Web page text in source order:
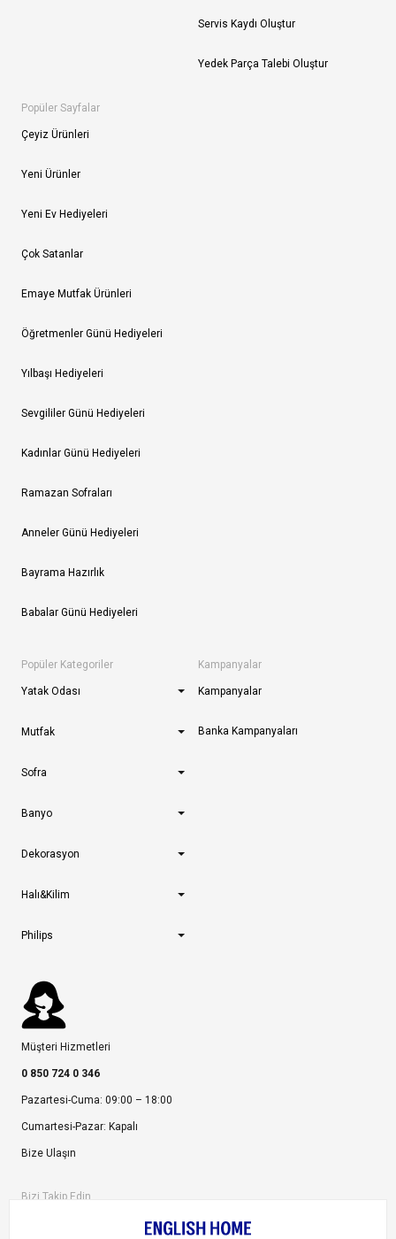
Servis Kaydı Oluştur
Yedek Parça Talebi Oluştur
Popüler Sayfalar
Çeyiz Ürünleri
Yeni Ürünler
Yeni Ev Hediyeleri
Çok Satanlar
Emaye Mutfak Ürünleri
Öğretmenler Günü Hediyeleri
Yılbaşı Hediyeleri
Sevgililer Günü Hediyeleri
Kadınlar Günü Hediyeleri
Ramazan Sofraları
Anneler Günü Hediyeleri
Bayrama Hazırlık
Babalar Günü Hediyeleri
Popüler Kategoriler
Yatak Odası
Mutfak
Sofra
Banyo
Dekorasyon
Halı&Kilim
Philips
Kampanyalar
Kampanyalar
Banka Kampanyaları
Müşteri Hizmetleri
0 850 724 0 346
Pazartesi-Cuma: 09:00 – 18:00
Cumartesi-Pazar: Kapalı
Bize Ulaşın
Bizi Takip Edin